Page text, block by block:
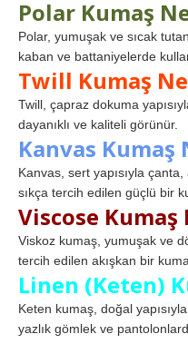
Polar Kumaş
Polar, yumuşak ve sıcak
kaban ve battaniyelerde
Twill Kumaş
Twill, çapraz dokuma
dayanıklı ve kaliteli görünür.
Kanvas Kumaş
Kanvas, sert yapısıyla
sıkça tercih edilen güçlü bir
Viscose Kumaş
Viskoz kumaş, yumuşak ve
tercih edilen akışkan bir
Linen (Keten)
Keten kumaş, doğal
yazlık gömlek ve